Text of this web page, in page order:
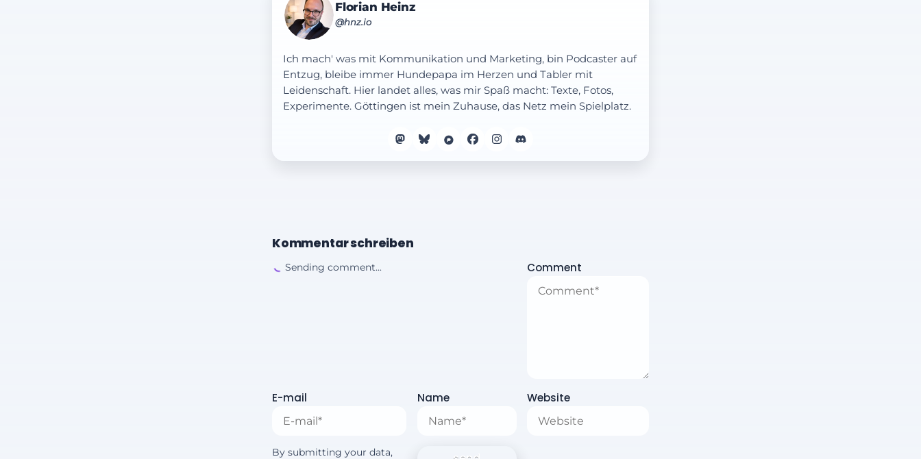
Florian Heinz
@hnz.io
Ich mach' was mit Kommunikation und Marketing, bin Podcaster auf
Entzug, bleibe immer Hundepapa im Herzen und Tabler mit
Leidenschaft. Hier landet alles, was mir Spaß macht: Texte, Fotos,
Experimente. Göttingen ist mein Zuhause, das Netz mein Spielplatz.
Kommentar schreiben
Sending comment... Comment
E-mail Name Website
By submitting your data,